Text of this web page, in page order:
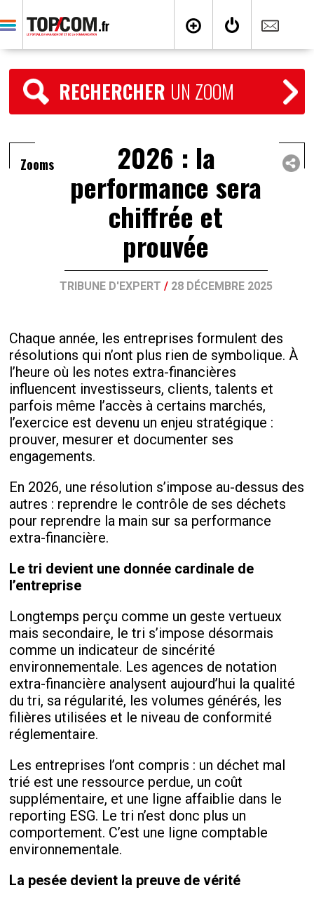
RECHERCHER UN ZOOM
Zooms 2026 : la
performance sera
chiffrée et
prouvée
TRIBUNE D'EXPERT / 28 DÉCEMBRE 2025
Chaque année, les entreprises formulent des
résolutions qui n’ont plus rien de symbolique. À
l’heure où les notes extra-financières
influencent investisseurs, clients, talents et
parfois même l’accès à certains marchés,
l’exercice est devenu un enjeu stratégique :
prouver, mesurer et documenter ses
engagements.
En 2026, une résolution s’impose au-dessus des
autres : reprendre le contrôle de ses déchets
pour reprendre la main sur sa performance
extra-financière.
Le tri devient une donnée cardinale de
l’entreprise
Longtemps perçu comme un geste vertueux
mais secondaire, le tri s’impose désormais
comme un indicateur de sincérité
environnementale. Les agences de notation
extra-financière analysent aujourd’hui la qualité
du tri, sa régularité, les volumes générés, les
filières utilisées et le niveau de conformité
réglementaire.
Les entreprises l’ont compris : un déchet mal
trié est une ressource perdue, un coût
supplémentaire, et une ligne affaiblie dans le
reporting ESG. Le tri n’est donc plus un
comportement. C’est une ligne comptable
environnementale.
La pesée devient la preuve de vérité